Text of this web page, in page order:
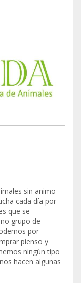
sin animo
cada día por
que se
grupo de
por
pienso y
ningún tipo
hacen algunas